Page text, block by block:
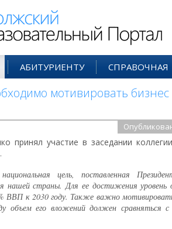
АБИТУРИЕНТУ СПРАВОЧНАЯ
мотивировать бизнес
принял участие в заседании
национальная цель, поставленная
нашей страны. Для ее достижения
ВВП к 2030 году. Также важно
объем его вложений должен